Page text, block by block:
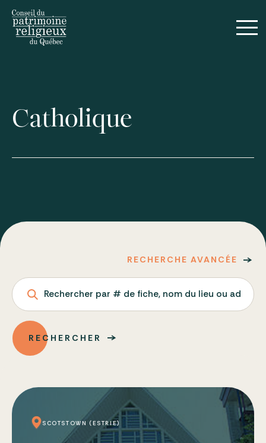
Catholique
RECHERCHE AVANCÉE
Rechercher par # de fiche, nom du lieu ou adresse
RECHERCHER
SCOTSTOWN (ESTRIE)